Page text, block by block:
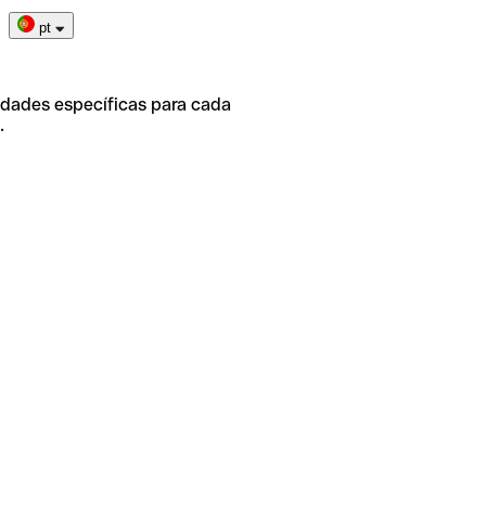
pt
específicas para cada